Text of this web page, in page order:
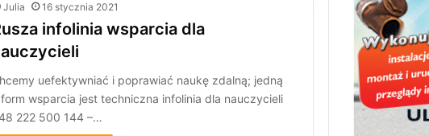
Julia 16 stycznia 2021
infolinia wsparcia dla
uefektywniać i poprawiać naukę zdalną; jedną
wsparcia jest techniczna infolinia dla nauczycieli
222 500 144 –…